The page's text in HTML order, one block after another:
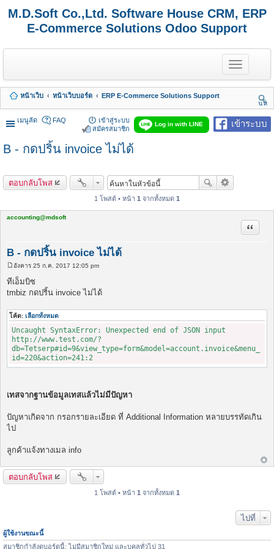
M.D.Soft Co.,Ltd. Software House CRM, ERP
E-Commerce Solutions Odoo Support
T
o
g
e
n
a
หน้าเว็บ หน้าเว็บบอร์ด
ERP E-Commerce Solutions Support
นห
า
เมนูลัด
เข้าระบบ
Log in with LINE
FAQ
เข้าสู่ระบบ
สมัครสมาชิก
B - กดปริ้น invoice ไม่ได้
ตอบกลับโพส
1 โพสต์ • หน้า 1 จากทั้งหมด 1
accounting@mdsoft
B - กดปริ้น invoice ไม่ได้
อ้างคำ
พ
ส
ต์
อังคาร 25 ก.ค. 2017 12:05 pm
ทีเอ็มบิซ
tmbiz กดปริ้น invoice ไม่ได้
โค้ด: เลือกทั้งหมด
Uncaught SyntaxError: Unexpected end of JSON input
http://www.test.com/?
db=Tetserp#id=9&view_type=form&model=account.invoice&menu_
id=220&action=241:2
เทสจากฐานข้อมูลเทสแล้วไม่มีปัญหา
ปัญหาเกิดจาก กรอกรายละเอียด ที่ Additional Information หลายบรรทัดเกิน
ไป
ลูกค้าแจ้งทางเมล info
ตอบกลับโพส
1 โพสต์ • หน้า 1 จากทั้งหมด 1
ไปที่
ผู้ใช้งานขณะนี้
สมาชิกกำลังดูบอร์ดนี้: ไม่มีสมาชิกใหม่ และบุคลทั่วไป 31